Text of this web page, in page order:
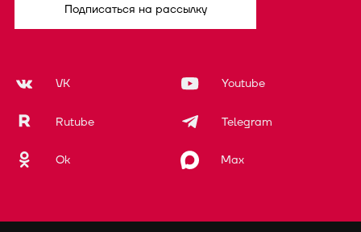
Подписаться на рассылку
VK Youtube
Rutube Telegram
Ok Max